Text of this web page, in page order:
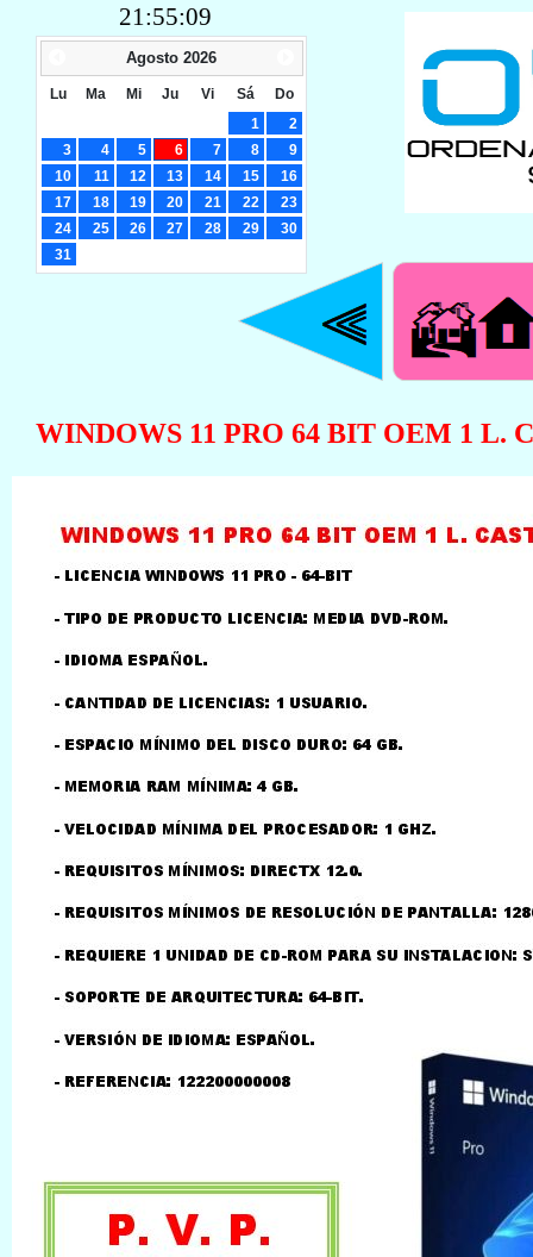
626246281
WINDOWS 11 PRO 64 BIT OEM 1 L.
21:55:10
Agosto 2026
Lu Ma Mi Ju Vi Sá
Do
1
2
3
4 5 6 7 8
9
10
11 12 13 14 15
16
17
18 19 20 21 22
23
24
25 26 27 28 29
30
31